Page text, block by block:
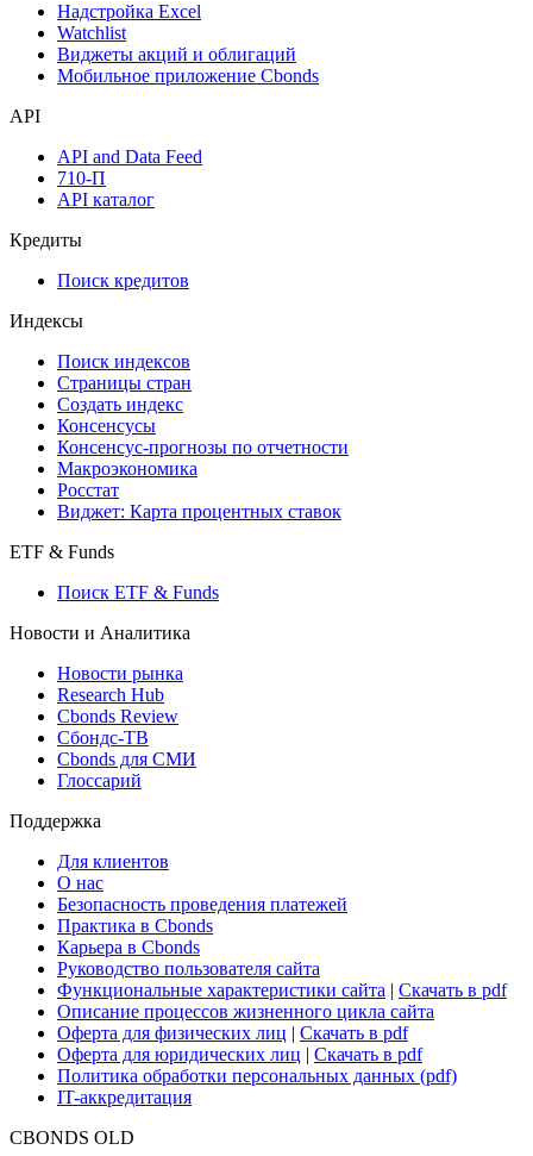
Надстройка Excel
Watchlist
Виджеты акций и облигаций
Мобильное приложение Cbonds
API
API and Data Feed
710-П
API каталог
Кредиты
Поиск кредитов
Индексы
Поиск индексов
Страницы стран
Создать индекс
Консенсусы
Консенсус-прогнозы по отчетности
Макроэкономика
Росстат
Виджет: Карта процентных ставок
ETF & Funds
Поиск ETF & Funds
Новости и Аналитика
Новости рынка
Research Hub
Cbonds Review
Сбондс-ТВ
Cbonds для СМИ
Глоссарий
Поддержка
Для клиентов
О нас
Безопасность проведения платежей
Практика в Cbonds
Карьера в Cbonds
Руководство пользователя сайта
Функциональные характеристики сайта | Скачать в pdf
Описание процессов жизненного цикла сайта
Оферта для физических лиц | Скачать в pdf
Оферта для юридических лиц | Скачать в pdf
Политика обработки персональных данных (pdf)
IT-аккредитация
CBONDS OLD